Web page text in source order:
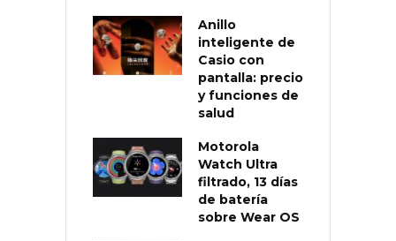
Anillo
inteligente de
Casio con
pantalla: precio
y funciones de
salud
Motorola
Watch Ultra
filtrado, 13 días
de batería
sobre Wear OS